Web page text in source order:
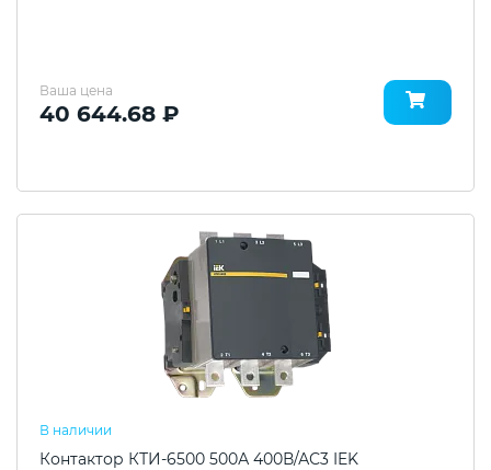
Ваша цена
40 644.68 ₽
В наличии
Контактор КТИ-6500 500А 400В/АС3 IEK